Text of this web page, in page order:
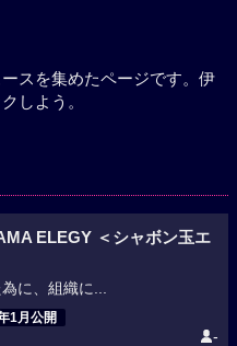
スを集めたページです。伊
しよう。
ELEGY ＜シャボン玉エ
に、組織に...
1月公開
-